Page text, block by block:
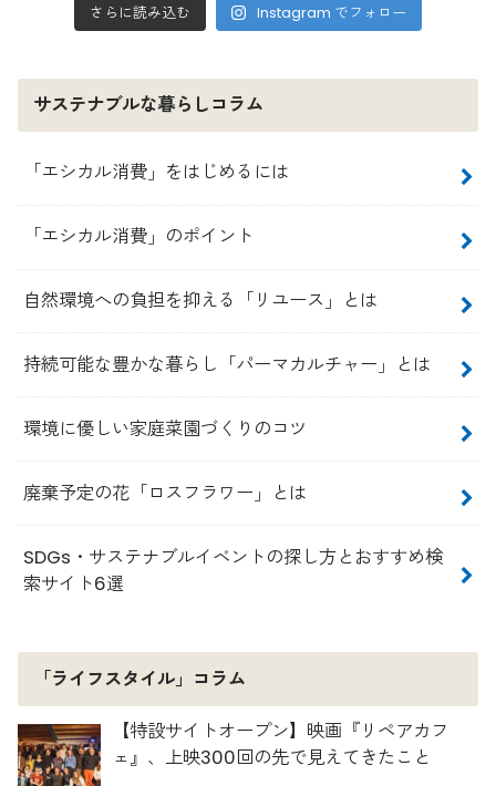
さらに読み込む Instagram でフォロー
サステナブルな暮らしコラム
「エシカル消費」をはじめるには
「エシカル消費」のポイント
自然環境への負担を抑える「リユース」とは
持続可能な豊かな暮らし「パーマカルチャー」とは
環境に優しい家庭菜園づくりのコツ
廃棄予定の花「ロスフラワー」とは
SDGs・サステナブルイベントの探し方とおすすめ検
索サイト6選
「ライフスタイル」コラム
【特設サイトオープン】映画『リペアカフ
ェ』、上映300回の先で見えてきたこと